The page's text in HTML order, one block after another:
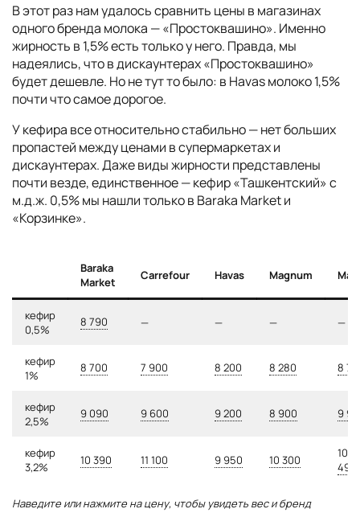
В этот раз нам удалось сравнить цены в магазинах
одного бренда молока — «Простоквашино». Именно
жирность в 1,5% есть только у него. Правда, мы
надеялись, что в дискаунтерах «Простоквашино»
будет дешевле. Но не тут то было: в Havas молоко 1,5%
почти что самое дорогое.
У кефира все относительно стабильно — нет больших
пропастей между ценами в супермаркетах и
дискаунтерах. Даже виды жирности представлены
почти везде, единственное — кефир «Ташкентский» с
м.д.ж. 0,5% мы нашли только в Baraka Market и
«Корзинке».
Baraka
Market
Carrefour Havas Magnum
кефир
0,5%
8 790 — — — —
кефир
1%
8 700 7 900 8 200 8 280 8
кефир
2,5%
9 090 9 600 9 200 8 900 9
кефир
3,2%
10 390 11 100 9 950 10 300
10
490
Наведите или нажмите на цену, чтобы увидеть вес и бренд